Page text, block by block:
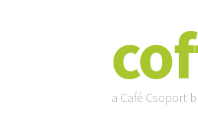
a Café Csoport